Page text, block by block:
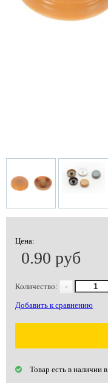
Цена:
0.90 руб
Количество: -
Добавить к сравнению
Товар есть в наличии в